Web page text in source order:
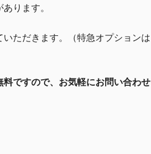
ります。
ただきます。（特急オプションは
ですので、お気軽にお問い合わせ